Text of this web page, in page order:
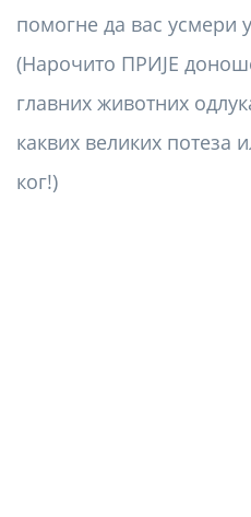
помогне да вас усмери
(Нарочито ПРИЈЕ
главних животних
каквих великих потеза
ког!)